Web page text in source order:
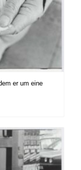
er um eine